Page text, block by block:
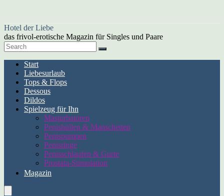
Hotel der Liebe
das frivol-erotische Magazin für Singles und Paare
Start
Liebesurlaub
Tops & Flops
Dessous
Dildos
Spielzeug für Ihn
Masturbatoren
Penishüllen & Manschetten
Penispumpen
Penisringe
Penisschlaufen & Gurte
Prostata-Stimulation
Magazin